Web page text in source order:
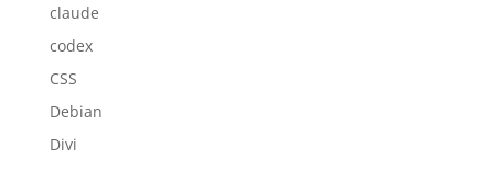
claude
codex
CSS
Debian
Divi